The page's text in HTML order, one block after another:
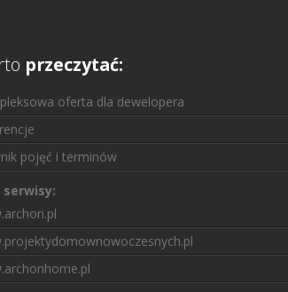
przeczytać:
oferta dla dewelopera
pojęć i terminów
serwisy: